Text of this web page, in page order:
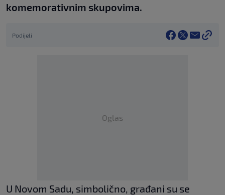
komemorativnim skupovima.
Podijeli
Oglas
U Novom Sadu, simbolično, građani su se